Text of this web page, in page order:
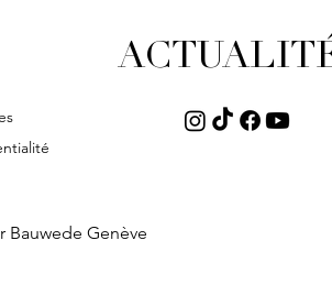
Bauwede Genève